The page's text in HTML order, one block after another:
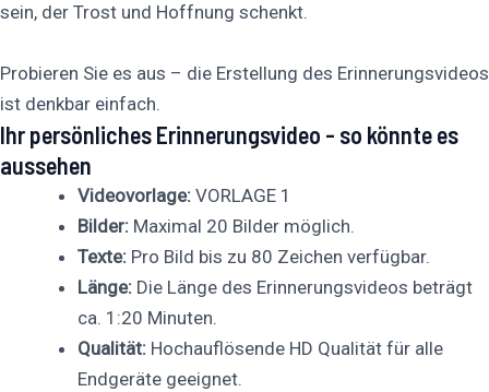
sein, der Trost und Hoffnung schenkt.
Probieren Sie es aus – die Erstellung des Erinnerungsvideos
ist denkbar einfach.
Ihr persönliches Erinnerungsvideo - so könnte es
aussehen
Videovorlage: VORLAGE 1
Bilder: Maximal 20 Bilder möglich.
Texte: Pro Bild bis zu 80 Zeichen verfügbar.
Länge: Die Länge des Erinnerungsvideos beträgt
ca. 1:20 Minuten.
Qualität: Hochauflösende HD Qualität für alle
Endgeräte geeignet.